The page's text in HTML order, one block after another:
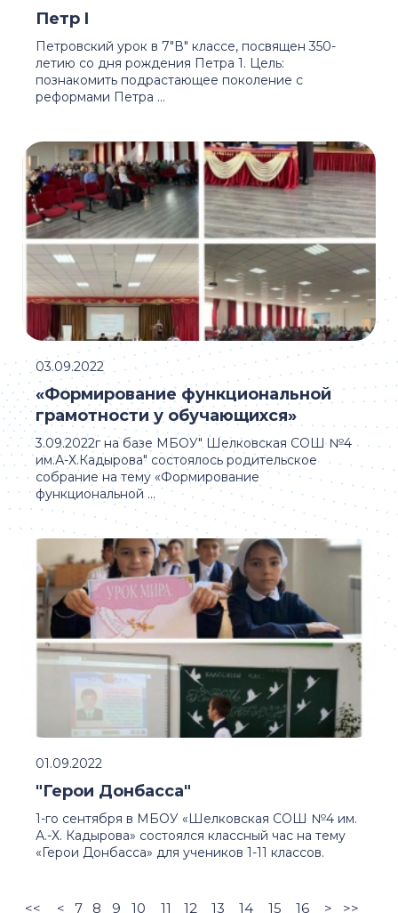
Петровский урок в 7"В" классе, посвящен 350-
летию со дня рождения Петра 1. Цель:
познакомить подрастающее поколение с
реформами Петра ...
Петр I
3.09.2022г на базе МБОУ" Шелковская СОШ №4
им.А-Х.Кадырова" состоялось родительское
собрание на тему «Формирование
функциональной ...
«Формирование функциональной
грамотности у обучающихся»
03.09.2022
1-го сентября в МБОУ «Шелковская СОШ №4 им.
А.-Х. Кадырова» состоялся классный час на тему
«Герои Донбасса» для учеников 1-11 классов.
"Герои Донбасса"
01.09.2022
<< < 7 8 9 10 11 12 13 14 15 16 > >>